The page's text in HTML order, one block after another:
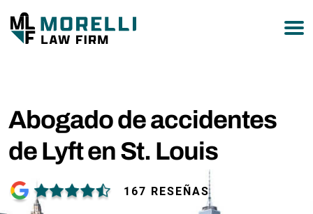
Abogado de accidentes
de Lyft en St. Louis
167 RESEÑAS